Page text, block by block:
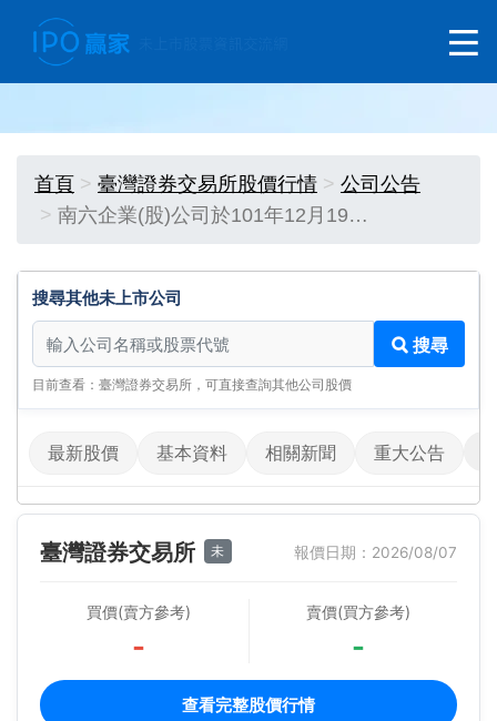
首頁 臺灣證券交易所股價行情
公司公告
南六企業(股)公司於101年12月19…
搜尋其他未上市公司
搜尋其他未上市公司
搜尋
目前查看：臺灣證券交易所，可直接查詢其他公司股價
最新股價 基本資料 相關新聞 重大公告
臺灣證券交易所 未 報價日期：2026/08/07
買價(賣方參考)
-
賣價(買方參考)
-
查看完整股價行情